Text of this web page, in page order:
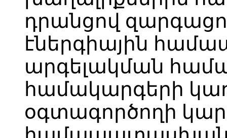
դրանցով
էներգիային
արգելակման
համակարգերի
օգտագործողի